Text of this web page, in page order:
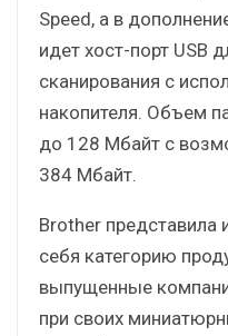
Speed, а в
идет хост-порт USB
сканирования с
накопителя. Объем
до 128 Мбайт с
384 Мбайт.
Brother
себя категорию
выпущенные
при своих